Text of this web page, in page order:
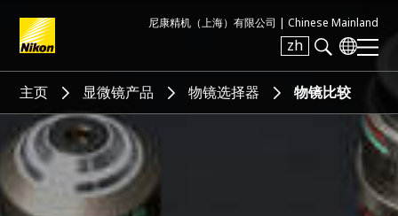
尼康精机（上海）有限公司 | Chinese Mainland
zh
Search keyword(s)
主页 显微镜产品 物镜选择器 物镜比较